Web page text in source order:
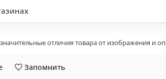
отличия товара от изображения и
Запомнить